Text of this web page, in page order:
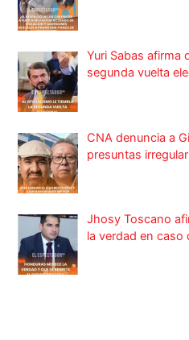
Yuri Sabas afirma
segunda vuelta
CNA denuncia a
presuntas
Jhosy Toscano
la verdad en caso